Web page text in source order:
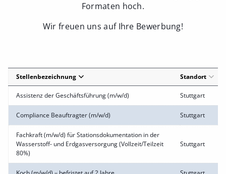
Formaten hoch.
Wir freuen uns auf Ihre Bewerbung!
Stellenbezeichnung Standort
Assistenz der Geschäftsführung (m/w/d) Stuttgart
Compliance Beauftragter (m/w/d) Stuttgart
Fachkraft (m/w/d) für Stationsdokumentation in der
Wasserstoff- und Erdgasversorgung (Vollzeit/Teilzeit
80%)
Stuttgart